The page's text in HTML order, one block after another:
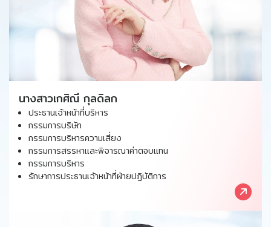
นางสาวเกศิณี กุลดิลก
ประธานเจ้าหน้าที่บริหาร
กรรมการบริษัท
กรรมการบริหารความเสี่ยง
กรรมการสรรหาและพิจารณาค่าตอบแทน
กรรมการบริหาร
รักษาการประธานเจ้าหน้าที่ฝ่ายปฏิบัติการ